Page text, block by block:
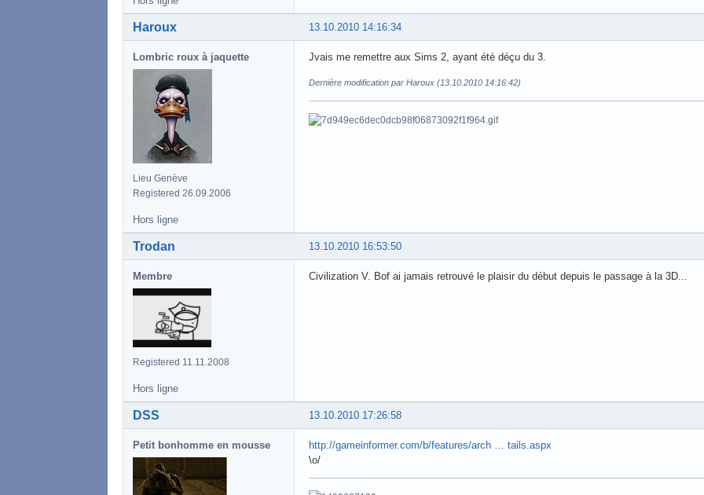
13.10.2010 14:16:34
Haroux
Lombric roux à jaquette
Lieu Genève
Registered 26.09.2006
Jvais me remettre aux Sims 2, ayant été déçu du 3.
Dernière modification par Haroux (13.10.2010 14:16:42)
Hors ligne
13.10.2010 16:53:50
Trodan
Membre
Registered 11.11.2008
Civilization V. Bof ai jamais retrouvé le plaisir du début depuis le passage à la 3D...
Hors ligne
13.10.2010 17:26:58
DSS
Petit bonhomme en mousse
http://gameinformer.com/b/features/arch … tails.aspx
\o/